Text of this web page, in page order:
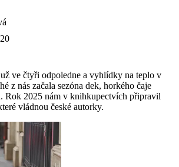
ve čtyři odpoledne a vyhlídky na teplo v
z nás začala sezóna dek, horkého čaje
Rok 2025 nám v knihkupectvích připravil
vládnou české autorky.